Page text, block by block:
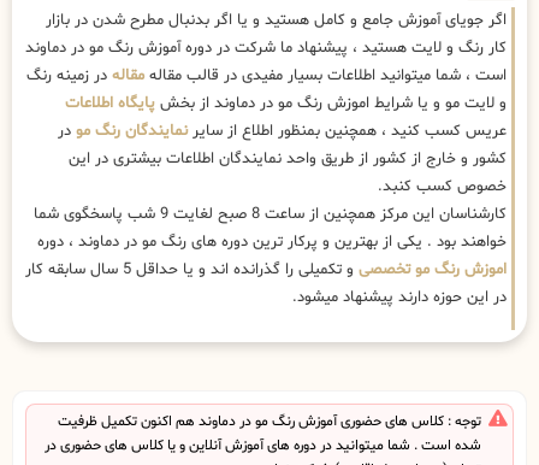
اگر جویای آموزش جامع و کامل هستید و یا اگر بدنبال مطرح شدن در بازار
کار رنگ و لایت هستید ، پیشنهاد ما شرکت در دوره آموزش رنگ مو در دماوند
است ، شما میتوانید اطلاعات بسیار مفیدی در قالب مقاله مقاله در زمینه رنگ
و لایت مو و یا شرایط اموزش رنگ مو در دماوند از بخش پایگاه اطلاعات
عریس کسب کنید ، همچنین بمنظور اطلاع از سایرنمایندگان رنگ مو در
کشور و خارج از کشور از طریق واحد نمایندگان اطلاعات بیشتری در این
خصوص کسب کنبد.
کارشناسان این مرکز همچنین از ساعت 8 صبح لغایت 9 شب پاسخگوی شما
خواهند بود . یکی از بهترین و پرکار ترین دوره های رنگ مو در دماوند ، دوره
اموزش رنگ مو تخصصی
و تکمیلی را گذرانده اند و یا حداقل 5 سال سابقه کار
در این حوزه دارند پیشنهاد میشود.
توجه : کلاس های حضوری آموزش رنگ مو در دماوند هم اکنون تکمیل ظرفیت
شده است . شما میتوانید در دوره های آموزش آنلاین و یا کلاس های حضوری در